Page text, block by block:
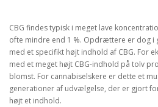
CBG findes typisk i meget lave
ofte mindre end 1 %. Opdrættere er dog i
med et specifikt højt indhold af CBG. For
med et meget højt CBG-indhold på tolv
blomst. For cannabiselskere er dette et
generationer af udvælgelse, der er gjort
højt et indhold.